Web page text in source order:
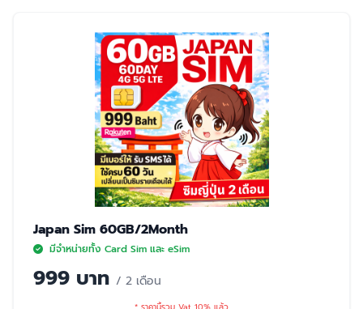
Japan Sim 60GB/2Month
มีจำหน่ายทั้ง Card Sim และ eSim
999 บาท / 2 เดือน